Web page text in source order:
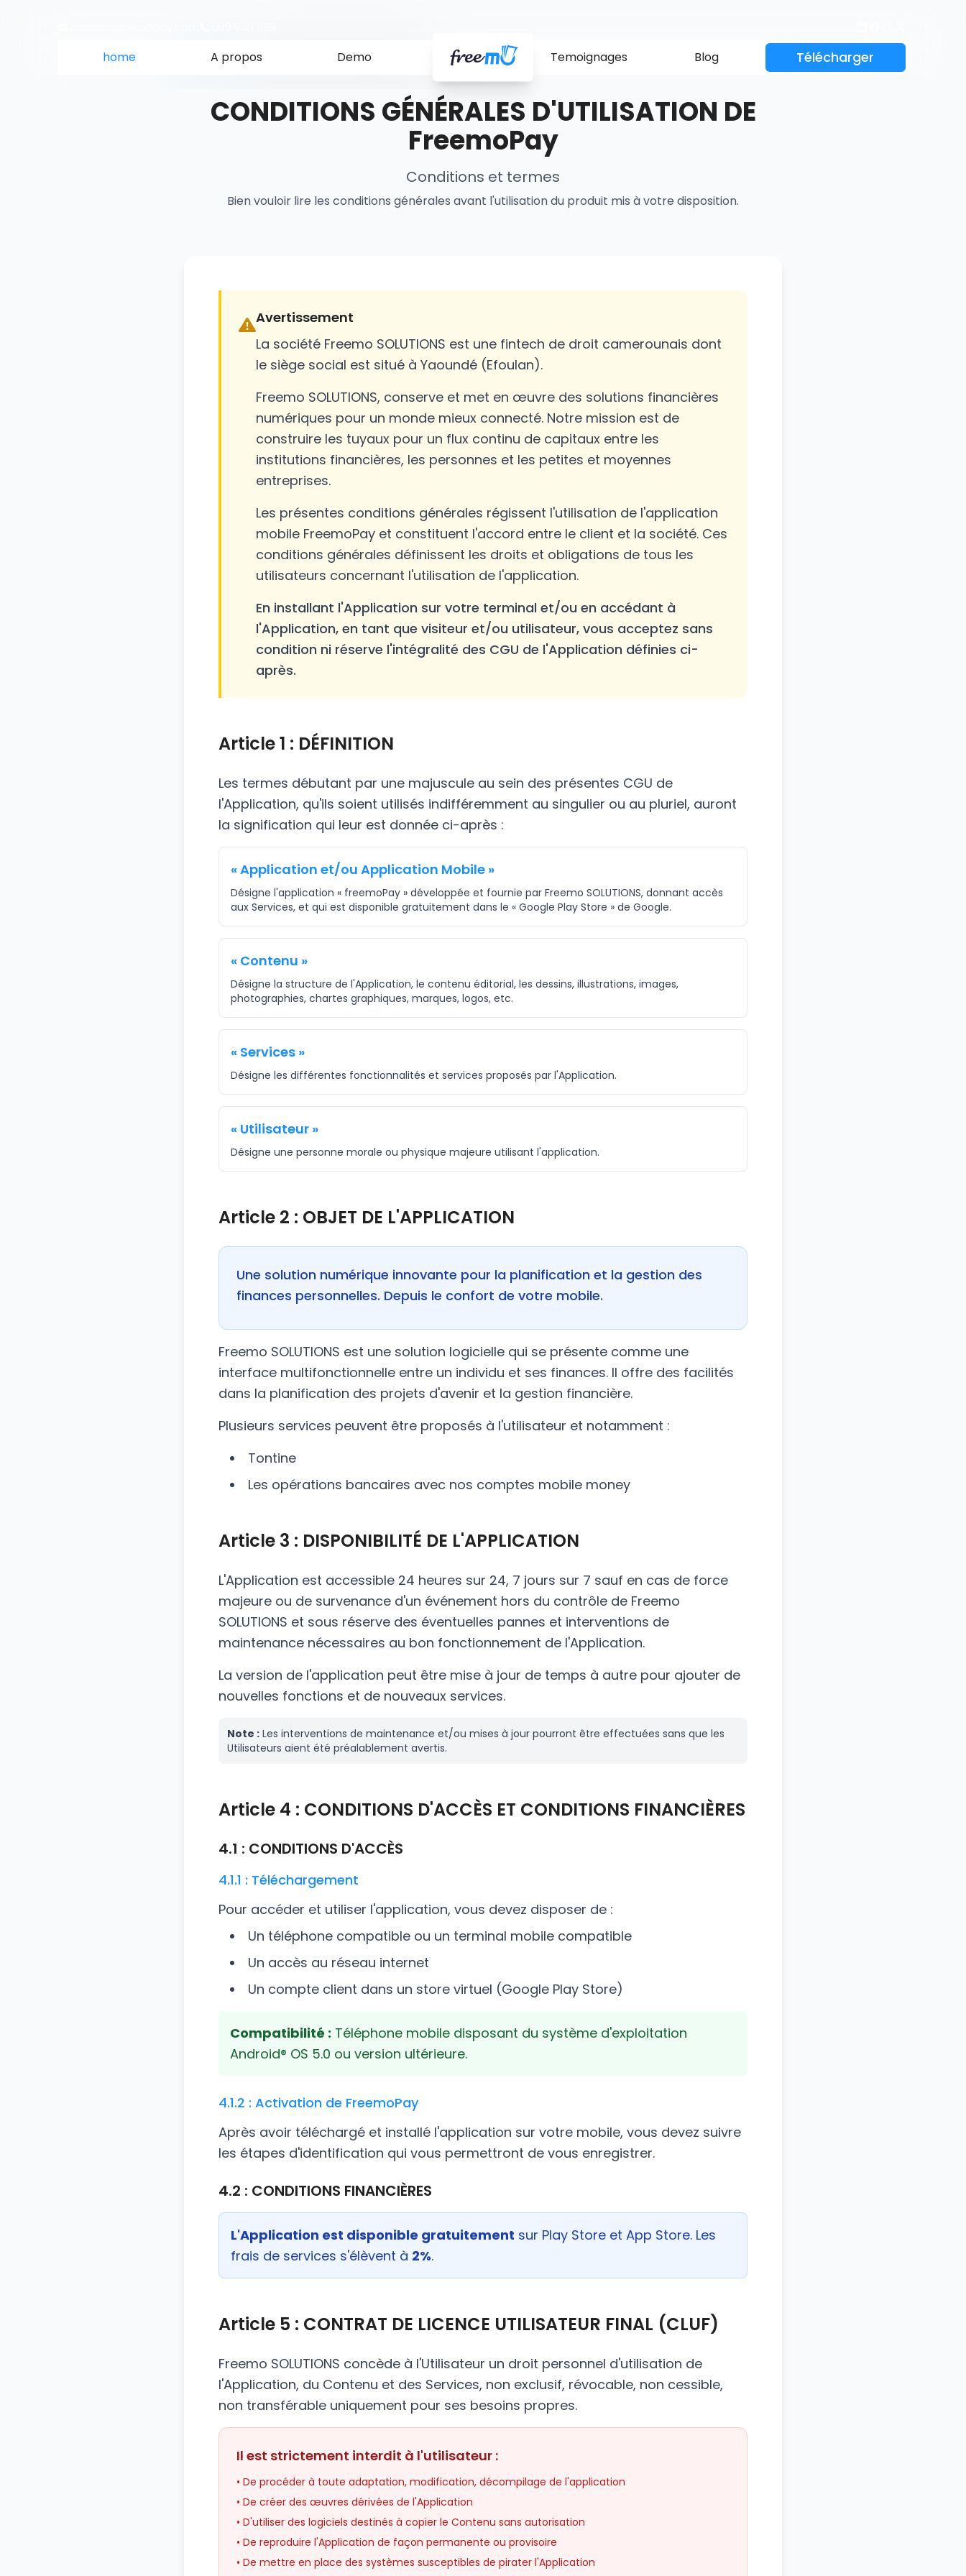
home A propos Demo Temoignages Blog Télécharger
Accueil Conditions Générales d'Utilisation
CONDITIONS GÉNÉRALES D'UTILISATION DE
FreemoPay
Conditions et termes
Bien vouloir lire les conditions générales avant l'utilisation du produit mis à votre disposition.
Avertissement
La société Freemo SOLUTIONS est une fintech de droit camerounais dont
le siège social est situé à Yaoundé (Efoulan).
Freemo SOLUTIONS, conserve et met en œuvre des solutions financières
numériques pour un monde mieux connecté. Notre mission est de
construire les tuyaux pour un flux continu de capitaux entre les
institutions financières, les personnes et les petites et moyennes
entreprises.
Les présentes conditions générales régissent l'utilisation de l'application
mobile FreemoPay et constituent l'accord entre le client et la société. Ces
conditions générales définissent les droits et obligations de tous les
utilisateurs concernant l'utilisation de l'application.
En installant l'Application sur votre terminal et/ou en accédant à
l'Application, en tant que visiteur et/ou utilisateur, vous acceptez sans
condition ni réserve l'intégralité des CGU de l'Application définies ci-
après.
Article 1 : DÉFINITION
Les termes débutant par une majuscule au sein des présentes CGU de
l'Application, qu'ils soient utilisés indifféremment au singulier ou au pluriel, auront
la signification qui leur est donnée ci-après :
« Application et/ou Application Mobile »
Désigne l'application « freemoPay » développée et fournie par Freemo SOLUTIONS, donnant accès
aux Services, et qui est disponible gratuitement dans le « Google Play Store » de Google.
« Contenu »
Désigne la structure de l'Application, le contenu éditorial, les dessins, illustrations, images,
photographies, chartes graphiques, marques, logos, etc.
« Services »
Désigne les différentes fonctionnalités et services proposés par l'Application.
« Utilisateur »
Désigne une personne morale ou physique majeure utilisant l'application.
Article 2 : OBJET DE L'APPLICATION
Une solution numérique innovante pour la planification et la gestion des
finances personnelles. Depuis le confort de votre mobile.
Freemo SOLUTIONS est une solution logicielle qui se présente comme une
interface multifonctionnelle entre un individu et ses finances. Il offre des facilités
dans la planification des projets d'avenir et la gestion financière.
Plusieurs services peuvent être proposés à l'utilisateur et notamment :
Tontine
Les opérations bancaires avec nos comptes mobile money
Article 3 : DISPONIBILITÉ DE L'APPLICATION
L'Application est accessible 24 heures sur 24, 7 jours sur 7 sauf en cas de force
majeure ou de survenance d'un événement hors du contrôle de Freemo
SOLUTIONS et sous réserve des éventuelles pannes et interventions de
maintenance nécessaires au bon fonctionnement de l'Application.
La version de l'application peut être mise à jour de temps à autre pour ajouter de
nouvelles fonctions et de nouveaux services.
Note : Les interventions de maintenance et/ou mises à jour pourront être effectuées sans que les
Utilisateurs aient été préalablement avertis.
Article 4 : CONDITIONS D'ACCÈS ET CONDITIONS FINANCIÈRES
4.1 : CONDITIONS D'ACCÈS
4.1.1 : Téléchargement
Pour accéder et utiliser l'application, vous devez disposer de :
Un téléphone compatible ou un terminal mobile compatible
Un accès au réseau internet
Un compte client dans un store virtuel (Google Play Store)
Compatibilité : Téléphone mobile disposant du système d'exploitation
Android® OS 5.0 ou version ultérieure.
4.1.2 : Activation de FreemoPay
Après avoir téléchargé et installé l'application sur votre mobile, vous devez suivre
les étapes d'identification qui vous permettront de vous enregistrer.
4.2 : CONDITIONS FINANCIÈRES
L'Application est disponible gratuitement sur Play Store et App Store. Les
frais de services s'élèvent à 2%.
Article 5 : CONTRAT DE LICENCE UTILISATEUR FINAL (CLUF)
Freemo SOLUTIONS concède à l'Utilisateur un droit personnel d'utilisation de
l'Application, du Contenu et des Services, non exclusif, révocable, non cessible,
non transférable uniquement pour ses besoins propres.
Il est strictement interdit à l'utilisateur :
• De procéder à toute adaptation, modification, décompilage de l'application
• De créer des œuvres dérivées de l'Application
• D'utiliser des logiciels destinés à copier le Contenu sans autorisation
• De reproduire l'Application de façon permanente ou provisoire
• De mettre en place des systèmes susceptibles de pirater l'Application